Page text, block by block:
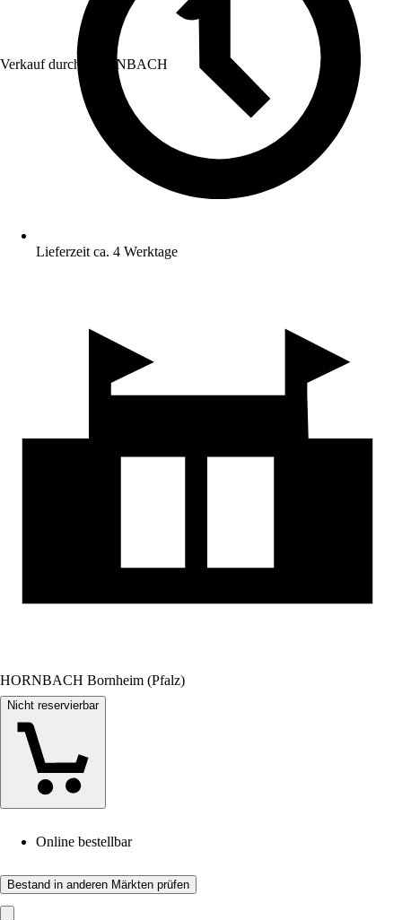
Verkauf durch: HORNBACH
Lieferzeit ca. 4 Werktage
HORNBACH Bornheim (Pfalz)
Nicht reservierbar
Online bestellbar
Bestand in anderen Märkten prüfen